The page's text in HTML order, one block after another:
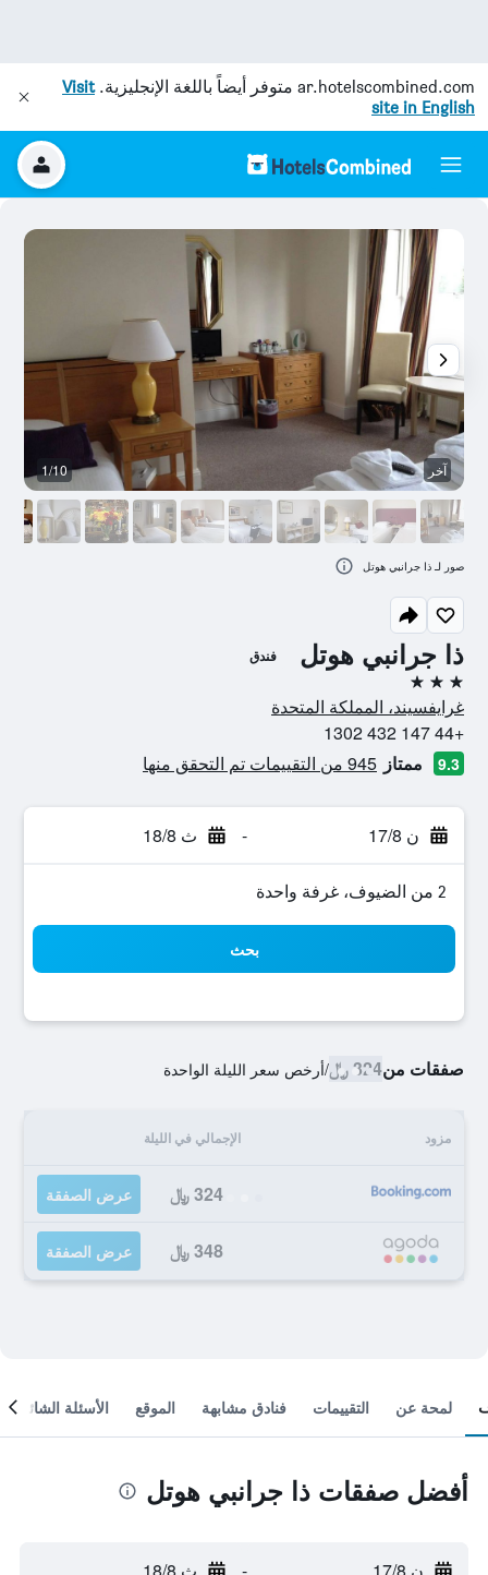
ar.hotelscombined.com متوفر أيضاً باللغة الإنجليزية.Visit
site in English
ذا جرانبي هوتل فندق
3 نجوم
غرايفسيند، المملكة المتحدة
+44 147 432 1302
9.3 ممتاز 945 من التقييمات تم التحقق منها
ن 17/8 - ث 18/8
2 من الضيوف، غرفة واحدة
بحث
صفقات من324 ﷼ /أرخص سعر الليلة الواحدة
مزود الإجمالي في الليلة
324 ﷼ عرض الصفقة
348 ﷼ عرض الصفقة
آخر 1/10
صور لـ ذا جرانبي هوتل
لمحة عن التقييمات فنادق مشابهة الموقع الأسئلة الشائعة
أفضل صفقات ذا جرانبي هوتل